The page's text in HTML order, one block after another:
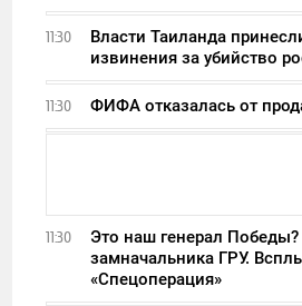
11:30
Власти Таиланда
извинения за убийство
11:30 ФИФА отказалась от
11:30
Это наш генерал
замначальника ГРУ.
«Спецоперация»